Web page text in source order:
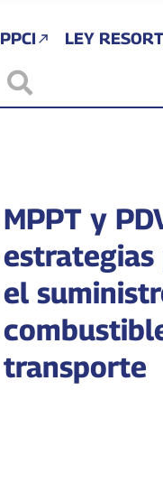
LEY
MPPT y
el
transporte